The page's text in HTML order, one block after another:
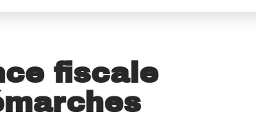
fiscale